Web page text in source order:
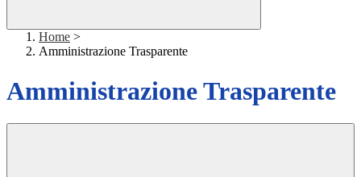
Home >
Amministrazione Trasparente
Amministrazione Trasparente